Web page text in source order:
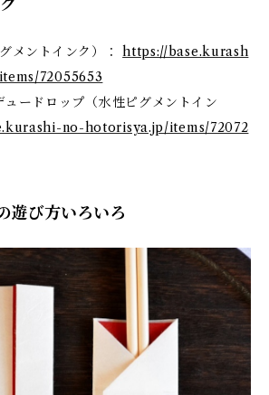
メントインク）：https://base.kurash
72055653
ュードロップ（水性ピグメントイン
no-hotorisya.jp/items/72072
遊び方いろいろ